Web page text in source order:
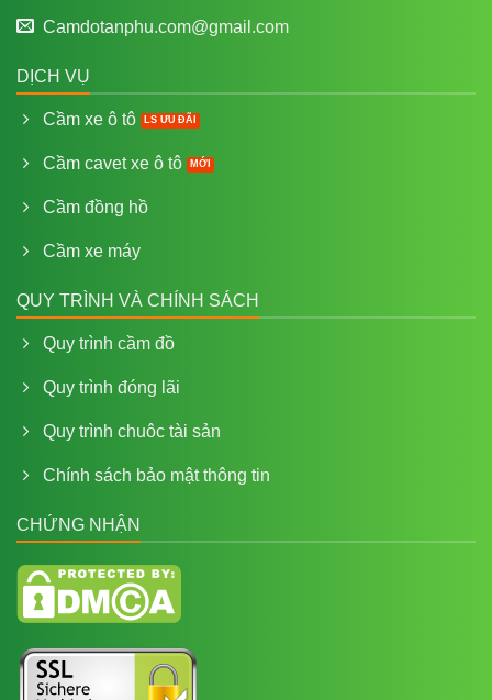
Camdotanphu.com@gmail.com
DỊCH VỤ
Cầm xe ô tô
Cầm cavet xe ô tô
Cầm đồng hồ
Cầm xe máy
QUY TRÌNH VÀ CHÍNH SÁCH
Quy trình cầm đồ
Quy trình đóng lãi
Quy trình chuôc tài sản
Chính sách bảo mật thông tin
CHỨNG NHẬN